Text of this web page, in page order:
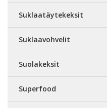
Suklaatäytekeksit
Suklaavohvelit
Suolakeksit
Superfood